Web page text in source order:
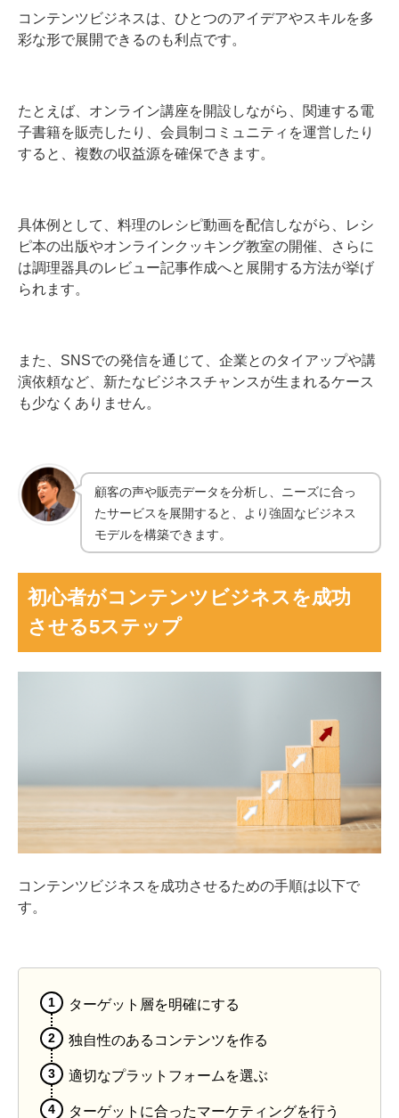
コンテンツビジネスは、ひとつのアイデアやスキルを多
彩な形で展開できるのも利点です。
たとえば、オンライン講座を開設しながら、関連する電
子書籍を販売したり、会員制コミュニティを運営したり
すると、複数の収益源を確保できます。
具体例として、料理のレシピ動画を配信しながら、レシ
ピ本の出版やオンラインクッキング教室の開催、さらに
は調理器具のレビュー記事作成へと展開する方法が挙げ
られます。
また、SNSでの発信を通じて、企業とのタイアップや講
演依頼など、新たなビジネスチャンスが生まれるケース
も少なくありません。
顧客の声や販売データを分析し、ニーズに合っ
たサービスを展開すると、より強固なビジネス
モデルを構築できます。
初心者がコンテンツビジネスを成功
させる5ステップ
コンテンツビジネスを成功させるための手順は以下で
す。
ターゲット層を明確にする
独自性のあるコンテンツを作る
適切なプラットフォームを選ぶ
ターゲットに合ったマーケティングを行う